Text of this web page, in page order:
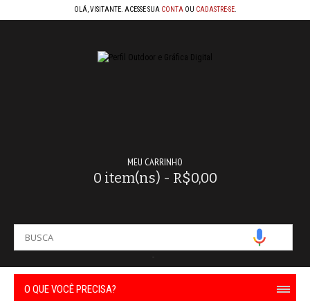
OLÁ, VISITANTE. ACESSE SUA CONTA OU CADASTRE-SE.
MEU CARRINHO
0 item(ns) - R$0,00
-
O QUE VOCÊ PRECISA?